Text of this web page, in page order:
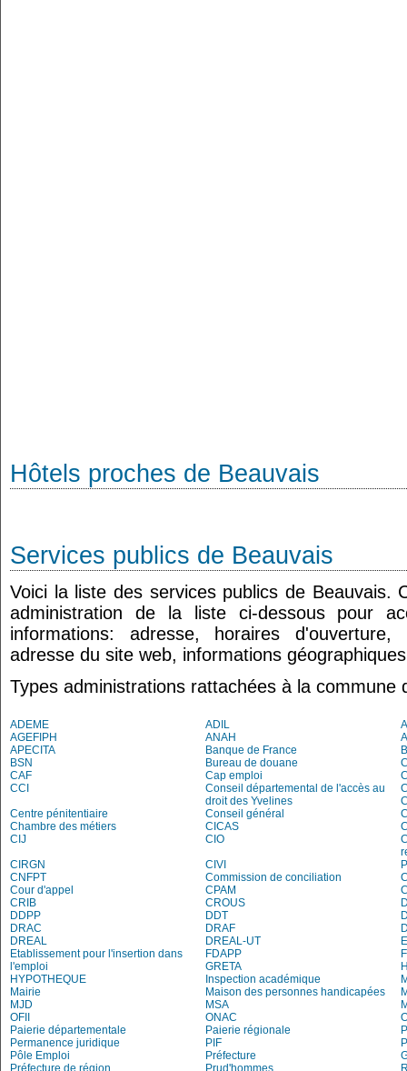
Hôtels proches de Beauvais
Services publics de Beauvais
Voici la liste des services publics de Beauvais.
administration de la liste ci-dessous pour
informations: adresse, horaires
adresse du site web, informations
Types administrations rattachées à la commune
ADEME ADIL
AGEFIPH
ANAH
APECITA
Banque de France
BSN
Bureau de douane
CAF
Cap emploi
CCI
Conseil départemental de l'accès au
droit des Yvelines
Centre pénitentiaire
Conseil général
Chambre des métiers
CICAS
CIJ
CIO
CIRGN
CIVI
CNFPT
Commission de conciliation
Cour d'appel
CPAM
CRIB
CROUS
DDPP
DDT
DRAC
DRAF
DREAL
DREAL-UT
Etablissement pour l'insertion dans
l'emploi
FDAPP
GRETA
HYPOTHEQUE
Inspection académique
Mairie
Maison des personnes handicapées
MJD
MSA
OFII
ONAC
Paierie départementale
Paierie régionale
Permanence juridique
PIF
Pôle Emploi
Préfecture
Préfecture de région
Prud'hommes